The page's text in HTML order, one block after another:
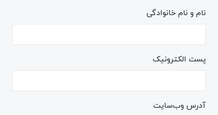
نام و نام خانوادگی
پست الکترونیک
آدرس وب‌سایت